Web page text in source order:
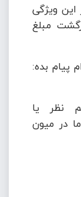
این ویژگی
مبلغ
پیام بده:
نظر یا
در میون